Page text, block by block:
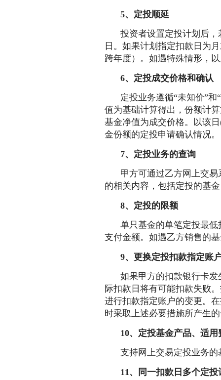
5、定投顺延
投资者设置定投计划后
日。如果计划指定扣款日为
跨年度）。如遇特殊情形，
6、定投成交价格和确认
定投业务遵循“未知价”
值为基础计算得出，份额计
基金净值为成交价格。以该
金份额的定投申请确认情况。
7、定投业务的查询
甲方可通过乙方网上交
的相关内容，包括定投的基
8、定投的限额
单只基金的单笔定投最
支付金额。如遇乙方销售的
9、更换定投扣款指定账
如果甲方的扣款银行卡
际扣款日将有可能扣款失败
进行扣款指定账户的变更。
时采取上述必要措施所产生
10、定投基金产品、适
支持网上交易定投业务
11、同一扣款日多个定